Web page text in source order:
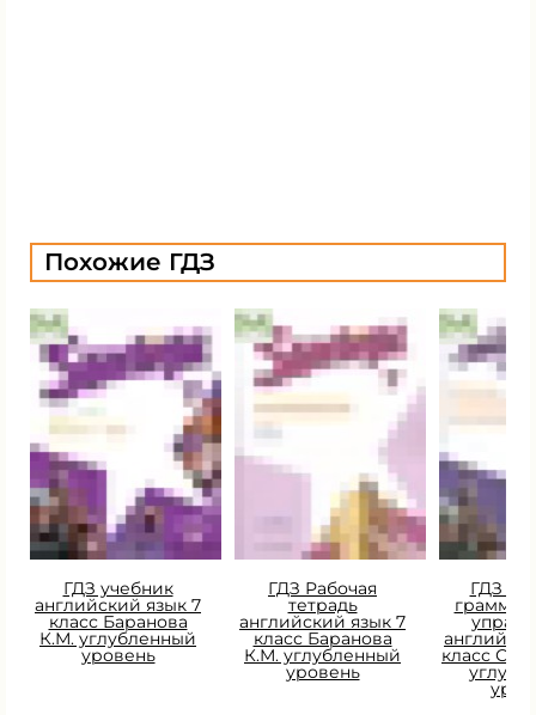
Похожие ГДЗ
ГДЗ учебник
английский язык 7
класс Баранова
К.М. углубленный
уровень
ГДЗ Рабочая
тетрадь
английский язык 7
класс Баранова
К.М. углубленный
уровень
ГДЗ
класс